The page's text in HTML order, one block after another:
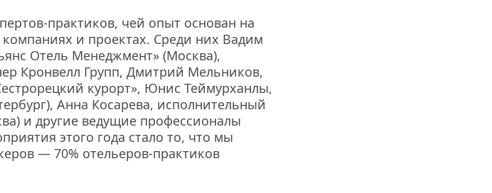
практиков, чей опыт основан на
и проектах. Среди них Вадим
Отель Менеджмент» (Москва),
Кронвелл Групп, Дмитрий Мельников,
курорт», Юнис Теймурханлы,
Анна Косарева, исполнительный
и другие ведущие профессионалы
этого года стало то, что мы
— 70% отельеров-практиков